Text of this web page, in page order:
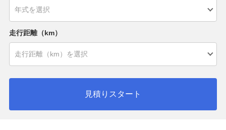
走行距離（km）
見積りスタート